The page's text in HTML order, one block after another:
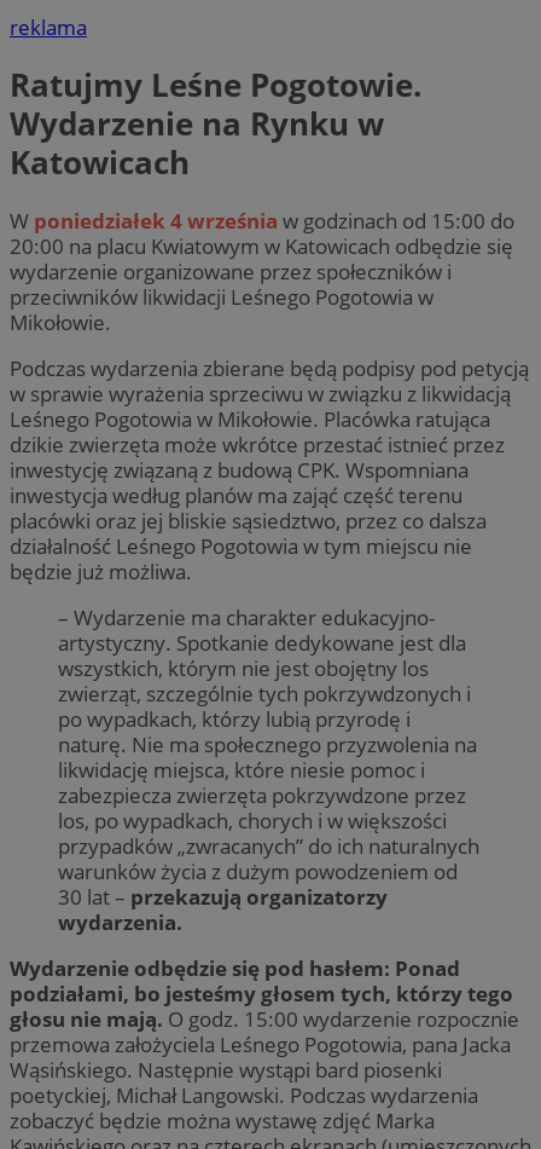
reklama
Ratujmy Leśne Pogotowie.
Wydarzenie na Rynku w
Katowicach
W poniedziałek 4 września w godzinach od 15:00 do
20:00 na placu Kwiatowym w Katowicach odbędzie się
wydarzenie organizowane przez społeczników i
przeciwników likwidacji Leśnego Pogotowia w
Mikołowie.
Podczas wydarzenia zbierane będą podpisy pod petycją
w sprawie wyrażenia sprzeciwu w związku z likwidacją
Leśnego Pogotowia w Mikołowie. Placówka ratująca
dzikie zwierzęta może wkrótce przestać istnieć przez
inwestycję związaną z budową CPK. Wspomniana
inwestycja według planów ma zająć część terenu
placówki oraz jej bliskie sąsiedztwo, przez co dalsza
działalność Leśnego Pogotowia w tym miejscu nie
będzie już możliwa.
– Wydarzenie ma charakter edukacyjno-
artystyczny. Spotkanie dedykowane jest dla
wszystkich, którym nie jest obojętny los
zwierząt, szczególnie tych pokrzywdzonych i
po wypadkach, którzy lubią przyrodę i
naturę. Nie ma społecznego przyzwolenia na
likwidację miejsca, które niesie pomoc i
zabezpiecza zwierzęta pokrzywdzone przez
los, po wypadkach, chorych i w większości
przypadków „zwracanych” do ich naturalnych
warunków życia z dużym powodzeniem od
30 lat – przekazują organizatorzy
wydarzenia.
Wydarzenie odbędzie się pod hasłem: Ponad
podziałami, bo jesteśmy głosem tych, którzy tego
głosu nie mają. O godz. 15:00 wydarzenie rozpocznie
przemowa założyciela Leśnego Pogotowia, pana Jacka
Wąsińskiego. Następnie wystąpi bard piosenki
poetyckiej, Michał Langowski. Podczas wydarzenia
zobaczyć będzie można wystawę zdjęć Marka